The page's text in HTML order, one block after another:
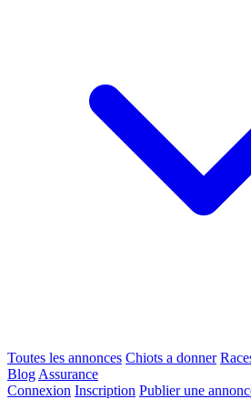
Toutes les annonces Chiots a donner
Blog Assurance
Connexion Inscription Publier une